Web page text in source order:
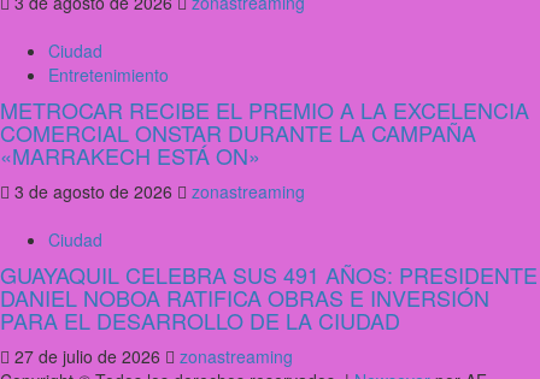
Ciudad
Entretenimiento
METROCAR RECIBE EL PREMIO A LA EXCELENCIA
COMERCIAL ONSTAR DURANTE LA CAMPAÑA
«MARRAKECH ESTÁ ON»
3 de agosto de 2026
zonastreaming
Ciudad
GUAYAQUIL CELEBRA SUS 491 AÑOS: PRESIDENTE
DANIEL NOBOA RATIFICA OBRAS E INVERSIÓN
PARA EL DESARROLLO DE LA CIUDAD
27 de julio de 2026
zonastreaming